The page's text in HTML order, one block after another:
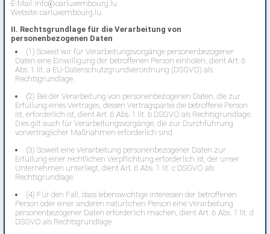
E-Mail: info@carluxembourg.lu
Website: carluxembourg.lu
II. Rechtsgrundlage für die Verarbeitung von
personenbezogenen Daten
(1) Soweit wir für Verarbeitungsvorgänge personenbezogener
Daten eine Einwilligung der betroffenen Person einholen, dient Art. 6
Abs. 1 lit. a EU-Datenschutzgrundverordnung (DSGVO) als
Rechtsgrundlage.
(2) Bei der Verarbeitung von personenbezogenen Daten, die zur
Erfüllung eines Vertrages, dessen Vertragspartei die betroffene Person
ist, erforderlich ist, dient Art. 6 Abs. 1 lit. b DSGVO als Rechtsgrundlage.
Dies gilt auch für Verarbeitungsvorgänge, die zur Durchführung
vorvertraglicher Maßnahmen erforderlich sind.
(3) Soweit eine Verarbeitung personenbezogener Daten zur
Erfüllung einer rechtlichen Verpflichtung erforderlich ist, der unser
Unternehmen unterliegt, dient Art. 6 Abs. 1 lit. c DSGVO als
Rechtsgrundlage.
(4) Für den Fall, dass lebenswichtige Interessen der betroffenen
Person oder einer anderen natürlichen Person eine Verarbeitung
personenbezogener Daten erforderlich machen, dient Art. 6 Abs. 1 lit. d
DSGVO als Rechtsgrundlage.